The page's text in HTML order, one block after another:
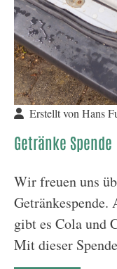
Erstellt von Hans
Getränke Spende
Wir freuen uns
Getränkespende.
gibt es Cola und
Mit dieser